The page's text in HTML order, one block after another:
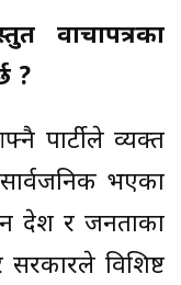
वाचापत्रका
?
पार्टीले व्यक्त
सार्वजनिक भएका
देश र जनताका
विशिष्ट